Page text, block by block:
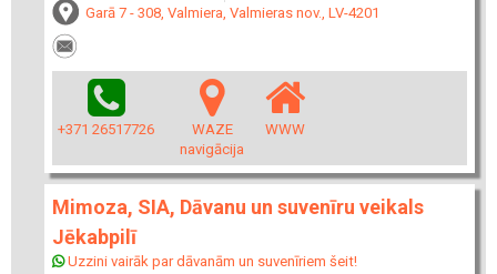
Garā 7 - 308, Valmiera, Valmieras nov., LV-4201
+371 26517726
WAZE
navigācija
WWW
Mimoza, SIA, Dāvanu un suvenīru veikals
Jēkabpilī
Uzzini vairāk par dāvanām un suvenīriem šeit!